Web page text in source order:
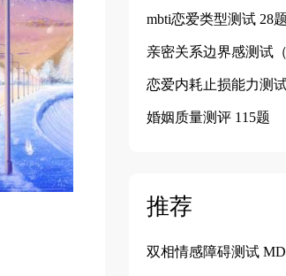
mbti恋爱类型测试 28
亲密关系边界感测试（亲密而不捆绑、
恋爱内耗止损能力测试（及时抽身，不
婚姻质量测评 115题
推荐
双相情感障碍测试 MDQ量